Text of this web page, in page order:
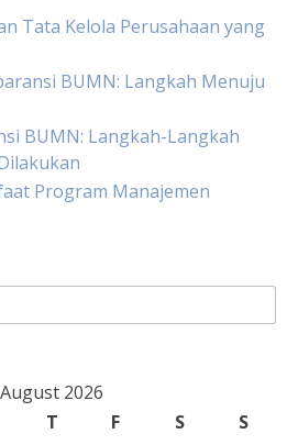
Tata Kelola Perusahaan yang
BUMN: Langkah Menuju
BUMN: Langkah-Langkah
Program Manajemen
August 2026
T F S
S